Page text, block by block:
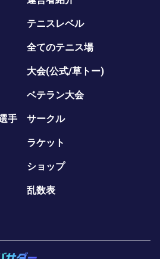
テニスレベル
全てのテニス場
大会(公式/草トー)
ベテラン大会
手 サークル
ラケット
ショップ
乱数表